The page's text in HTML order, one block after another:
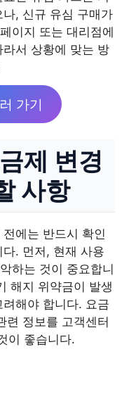
, 신규 유심 구매가
이지 또는 대리점에
서 상황에 맞는 방
가기
제 변경
사항
에는 반드시 확인
. 먼저, 현재 사용
하는 것이 중요합니
해지 위약금이 발생
해야 합니다. 요금
련 정보를 고객센터
이 좋습니다.